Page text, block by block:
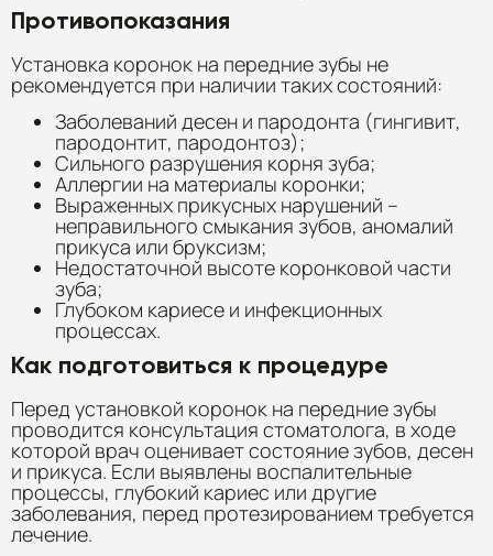
Противопоказания
Установка коронок на передние зубы не
рекомендуется при наличии таких состояний:
Заболеваний десен и пародонта (гингивит,
пародонтит, пародонтоз);
Сильного разрушения корня зуба;
Аллергии на материалы коронки;
Выраженных прикусных нарушений –
неправильного смыкания зубов, аномалий
прикуса или бруксизм;
Недостаточной высоте коронковой части
зуба;
Глубоком кариесе и инфекционных
процессах.
Как подготовиться к процедуре
Перед установкой коронок на передние зубы
проводится консультация стоматолога, в ходе
которой врач оценивает состояние зубов, десен
и прикуса. Если выявлены воспалительные
процессы, глубокий кариес или другие
заболевания, перед протезированием требуется
лечение.